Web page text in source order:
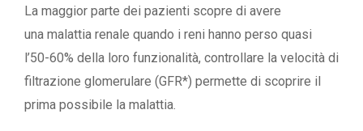
La maggior parte dei pazienti scopre di avere
una malattia renale quando i reni hanno perso quasi
l’50-60% della loro funzionalità, controllare la velocità di
filtrazione glomerulare (GFR*) permette di scoprire il
prima possibile la malattia.